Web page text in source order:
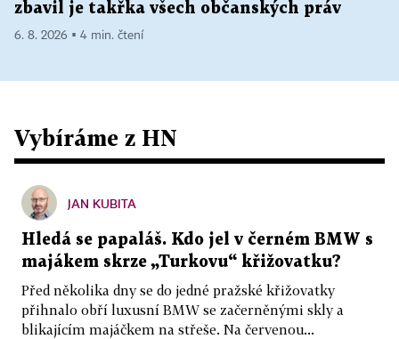
zbavil je takřka všech občanských práv
6. 8. 2026 ▪ 4 min. čtení
Vybíráme z HN
JAN KUBITA
Hledá se papaláš. Kdo jel v černém BMW s
majákem skrze „Turkovu“ křižovatku?
Před několika dny se do jedné pražské křižovatky
přihnalo obří luxusní BMW se začerněnými skly a
blikajícím majáčkem na střeše. Na červenou...